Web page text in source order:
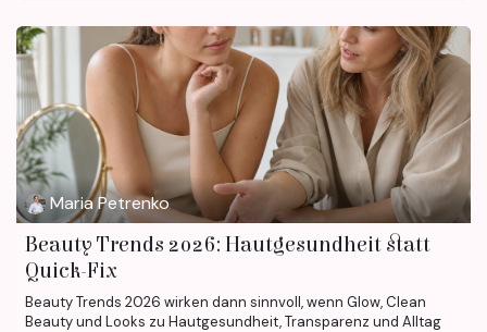
Maria Petrenko
Beauty Trends 2026: Hautgesundheit statt
Quick-Fix
Beauty Trends 2026 wirken dann sinnvoll, wenn Glow, Clean
Beauty und Looks zu Hautgesundheit, Transparenz und Alltag